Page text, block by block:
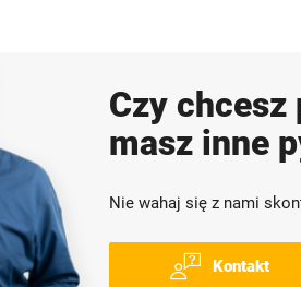
Czy chcesz
masz inne
Nie wahaj się z nami
Kontakt